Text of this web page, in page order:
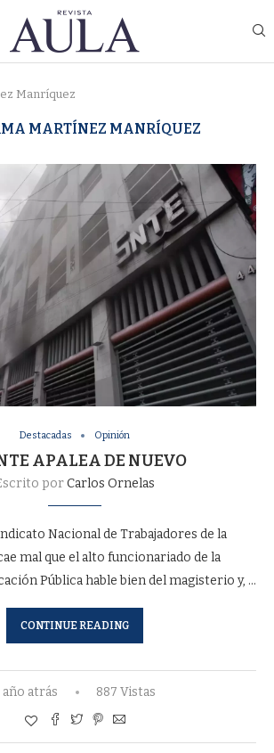
Manríquez
MARTÍNEZ MANRÍQUEZ
Destacadas Opinión
APALEA DE NUEVO
porCarlos Ornelas
Nacional de Trabajadores de la
mal que el alto funcionariado de la
Pública hable bien del magisterio y, …
CONTINUE READING
año atrás 887 Vistas